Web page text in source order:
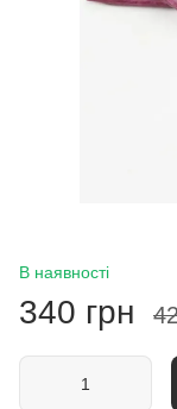
В наявності
340 грн